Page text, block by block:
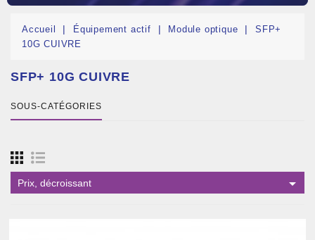
Accueil Équipement actif Module optique
SFP+
10G CUIVRE
SFP+ 10G CUIVRE
SOUS-CATÉGORIES
Prix, décroissant 